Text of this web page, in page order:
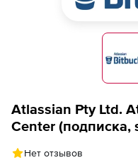
Atlassian Pty Ltd.
Center
Нет отзывов